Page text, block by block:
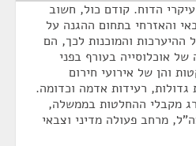
הדוח. קודם כול, חשוב
והאזרחי בתחום ההגנה על
ההיערכות והמוכנות לכך, הם
של אוכלוסייה בעורף בפני
והן של אירועי חירום
רעידות אדמה וכדומה.
מקבלי ההחלטות בממשלה,
מרחב פעולה מדיני וצבאי